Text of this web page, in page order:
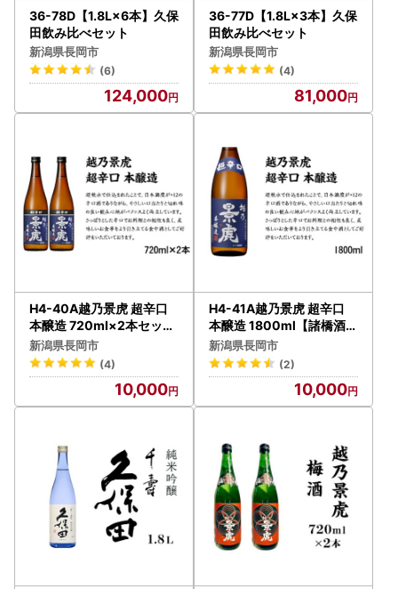
36-78D【1.8L×6本】久保
田飲み比べセット
新潟県長岡市
(6)
124,000
36-77D【1.8L×3本】久保
田飲み比べセット
新潟県長岡市
(4)
81,000
H4-40A越乃景虎 超辛口
本醸造 720ml×2本セット
【諸橋酒造】
新潟県長岡市
(4)
10,000
H4-41A越乃景虎 超辛口
本醸造 1800ml【諸橋酒造
】
新潟県長岡市
(2)
10,000